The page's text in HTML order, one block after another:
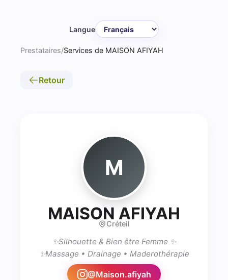
Langue
Prestataires/Services de MAISON AFIYAH
Retour
M
MAISON AFIYAH
Créteil
✨Silhouette & Bien être Femme ✨
✨Massage • Drainage • Maderothérapie
@Maison.afiyah